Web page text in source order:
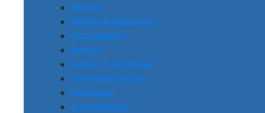
Яркие
Комбинированные
Под дерево
Белые
Белые с золотым
Слоновая кость
Бежевые
Коричневые